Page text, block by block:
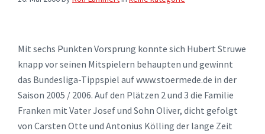
Mit sechs Punkten Vorsprung konnte sich Hubert Struwe
knapp vor seinen Mitspielern behaupten und gewinnt
das Bundesliga-Tippspiel auf www.stoermede.de in der
Saison 2005 / 2006. Auf den Plätzen 2 und 3 die Familie
Franken mit Vater Josef und Sohn Oliver, dicht gefolgt
von Carsten Otte und Antonius Kölling der lange Zeit